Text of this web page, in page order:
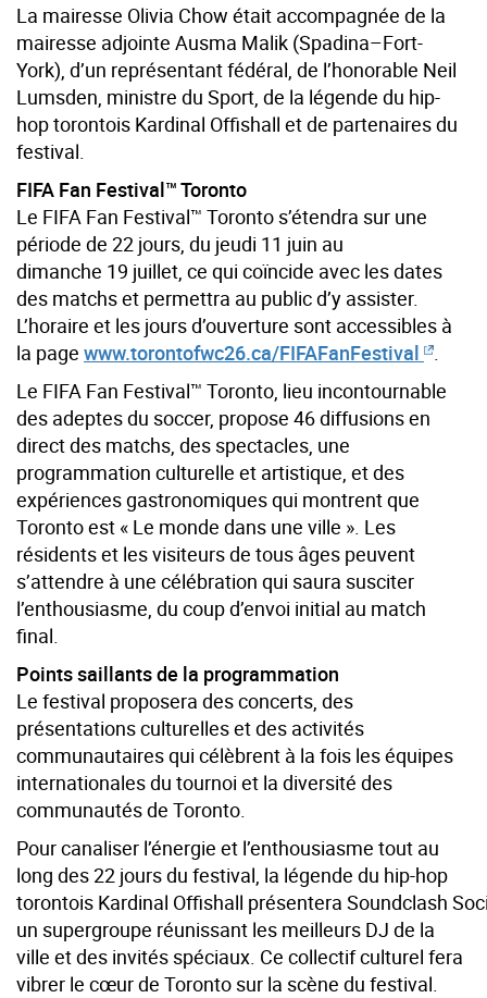
La mairesse Olivia Chow était accompagnée de la
mairesse adjointe Ausma Malik (Spadina–Fort-
York), d’un représentant fédéral, de l’honorable Neil
Lumsden, ministre du Sport, de la légende du hip-
hop torontois Kardinal Offishall et de partenaires du
festival.
FIFA Fan Festival™ Toronto
Le FIFA Fan Festival™ Toronto s’étendra sur une
période de 22 jours, du jeudi 11 juin au
dimanche 19 juillet, ce qui coïncide avec les dates
des matchs et permettra au public d’y assister.
L’horaire et les jours d’ouverture sont accessibles à
la page www.torontofwc26.ca/FIFAFanFestival
Le FIFA Fan Festival™ Toronto, lieu incontournable
des adeptes du soccer, propose 46 diffusions en
direct des matchs, des spectacles, une
programmation culturelle et artistique, et des
expériences gastronomiques qui montrent que
Toronto est « Le monde dans une ville ». Les
résidents et les visiteurs de tous âges peuvent
s’attendre à une célébration qui saura susciter
l’enthousiasme, du coup d’envoi initial au match
final.
Points saillants de la programmation
Le festival proposera des concerts, des
présentations culturelles et des activités
communautaires qui célèbrent à la fois les équipes
internationales du tournoi et la diversité des
communautés de Toronto.
Pour canaliser l’énergie et l’enthousiasme tout au
long des 22 jours du festival, la légende du hip-hop
torontois Kardinal Offishall présentera Soundclash
un supergroupe réunissant les meilleurs DJ de la
ville et des invités spéciaux. Ce collectif culturel fera
vibrer le cœur de Toronto sur la scène du festival.